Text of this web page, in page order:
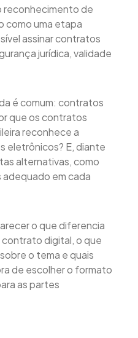
de
como uma etapa
assinar contratos
jurídica, validade
é comum: contratos
que os contratos
reconhece a
eletrônicos? E, diante
alternativas, como
adequado em cada
o que diferencia
digital, o que
o tema e quais
de escolher o formato
as partes